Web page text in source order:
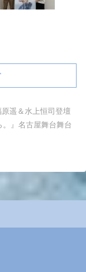
原遥＆水上恒司登壇
』名古屋舞台舞台